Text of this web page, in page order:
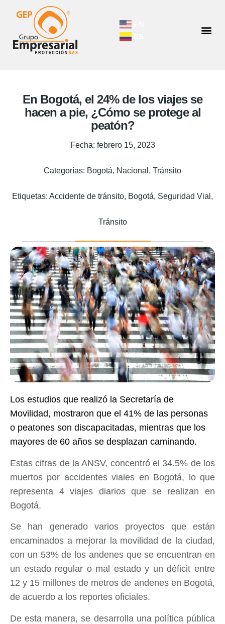
En Bogotá, el 24% de los viajes se
hacen a pie, ¿Cómo se protege al
peatón?
Fecha: febrero 15, 2023
Categorías: Bogotá, Nacional , Tránsito
Etiquetas: Accidente de tránsito, Bogotá, Seguridad Vial ,
Tránsito
Los estudios que realizó la Secretaría de
Movilidad, mostraron que el 41% de las personas
o peatones son discapacitadas, mientras que los
mayores de 60 años se desplazan caminando.
Estas cifras de la ANSV, concentró el 34.5% de los
muertos por accidentes viales en Bogotá, lo que
representa 4 viajes diarios que se realizan en
Bogotá.
Se han generado varios proyectos que están
encaminados a mejorar la movilidad de la ciudad,
con un 53% de los andenes que se encuentran en
un estado regular o mal estado y un déficit entre
12 y 15 millones de metros de andenes en Bogotá,
de acuerdo a los reportes oficiales.
De esta manera, se desarrolla una política pública